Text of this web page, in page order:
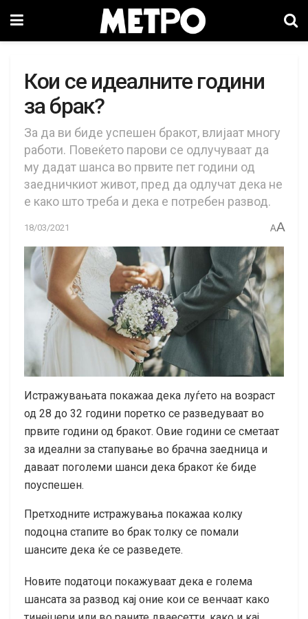
Кои се идеалните години
за брак?
За да ви биде успешен бракот, влијаат многу
работи. Повеќето парови се одлучуваат да
му дадат шанса во првите пет години од
заедничкиот живот, пред да одлучат дека не
е како што треба и дека е потребен развод.
18/03/2021 AA
Истражувањата покажаа дека луѓето на возраст
од 28 до 32 години поретко се разведуваат во
првите години од бракот. Овие години се сметаат
за идеални за стапување во брачна заедница и
даваат поголеми шанси дека бракот ќе биде
поуспешен.
Претходните истражувања покажаа колку
подоцна стапите во брак толку се помали
шансите дека ќе се разведете.
Новите податоци покажуваат дека е голема
шансата за развод кај оние кои се венчаат како